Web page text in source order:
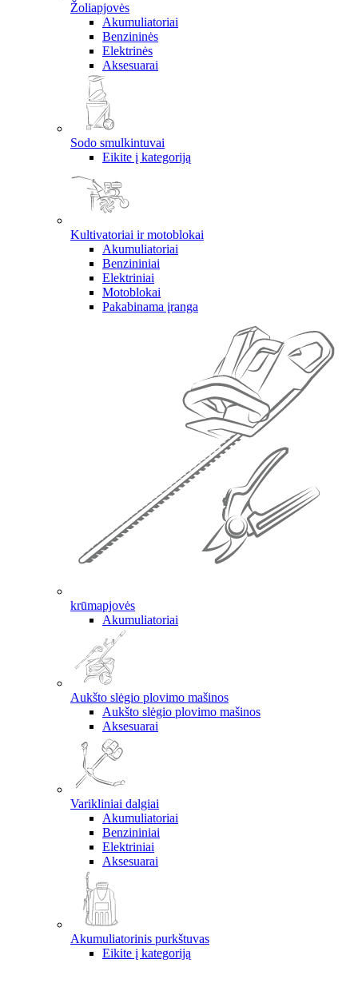
Žoliapjovės
Akumuliatoriai
Benzininės
Elektrinės
Aksesuarai
Sodo smulkintuvai
Eikite į kategoriją
Kultivatoriai ir motoblokai
Akumuliatoriai
Benzininiai
Elektriniai
Motoblokai
Pakabinama įranga
krūmapjovės
Akumuliatoriai
Aukšto slėgio plovimo mašinos
Aukšto slėgio plovimo mašinos
Aksesuarai
Varikliniai dalgiai
Akumuliatoriai
Benzininiai
Elektriniai
Aksesuarai
Akumuliatorinis purkštuvas
Eikite į kategoriją